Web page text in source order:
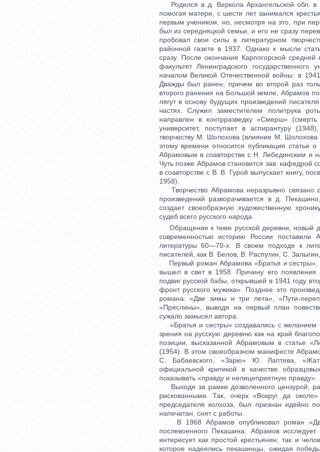
Родился в д. Веркола Архангельской обл. в
помогая матери, с шести лет занимался
первым учеником, но, несмотря на это, при
был из середняцкой семьи, и его не сразу
пробовал свои силы в литературном
районной газете в 1937. Однако к мысли
сразу. После окончания Карпогорской
факультет Ленинградского
началом Великой Отечественной войны: в
Дважды был ранен, причем во второй раз
второго ранения на Большой земле, Абрамов
лягут в основу будущих произведений
частях. Служил заместителем политрука
направлен в контрразведку «Смерш»
университет, поступает в аспирантуру
творчеству М. Шолохова (влияние М. Шолохова
этому времени относится публикация статьи
Абрамовым в соавторстве с Н. Лебединским и
Чуть позже Абрамов становится зав. кафедрой
в соавторстве с В. В. Гурой выпускает книгу,
1958).
Творчество Абрамова неразрывно связано
произведений разворачивается в д.
создает своеобразную художественную
судеб всего русского народа.
Обращение к теме русской деревни, новый
современностью историю России
литературы 60—70-х. В своем подходе к
писателей, как В. Белов, В. Распутин, С.
Первый роман Абрамова «Братья и сестры»,
вышел в свет в 1958. Причину его появления
подвиг русской бабы, открывшей в 1941 году
фронт русского мужика». Позднее это
романа: «Две зимы и три лета», «Пути-
«Пряслины», выводя на первый план
сужало замысел автора.
«Братья и сестры» создавались с желанием
зрения на русскую деревню как на край
позиции, высказанной Абрамовым в статье
(1954). В этом своеобразном манифесте
С. Бабаевского, «Зарю» Ю. Лаптева,
официальной критикой в качестве
показывать «правду и нелицеприятную правду».
Выходя за рамки дозволенного цензурой,
рискованными. Так, очерк «Вокруг да
председателя колхоза, был признан идейно
напечатан, снят с работы.
В 1968 Абрамов опубликовал роман
послевоенного Пекашина. Абрамов
интересует как простой крестьянин, так и
которое надеялись пекашинцы, ожидая